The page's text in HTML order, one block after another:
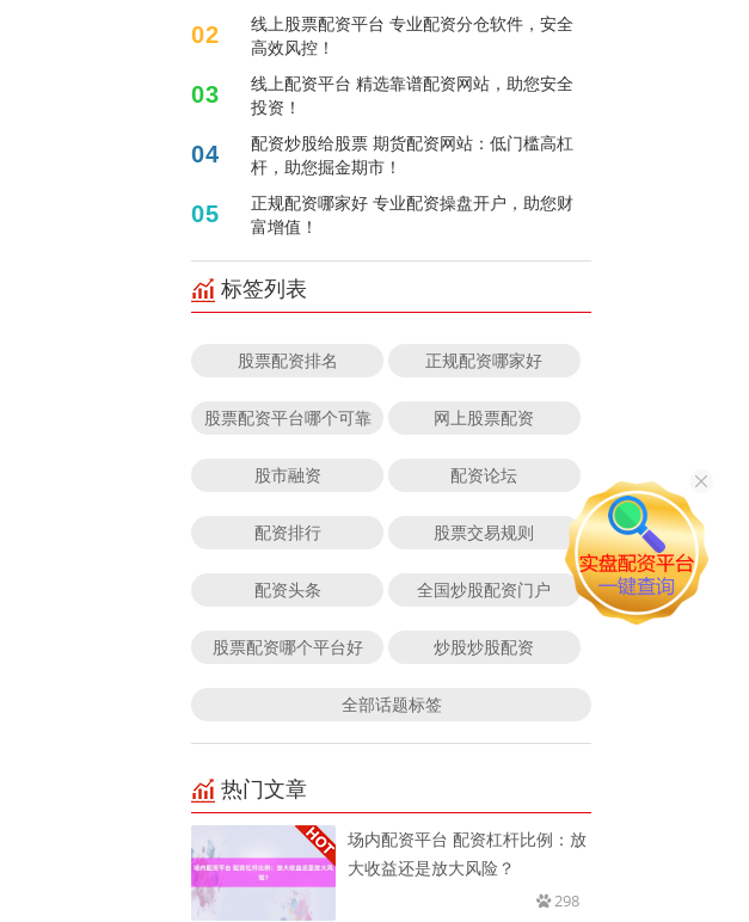
02
线上股票配资平台 专业配资分仓软件，安全
高效风控！
03
线上配资平台 精选靠谱配资网站，助您安全
投资！
04
配资炒股给股票 期货配资网站：低门槛高杠
杆，助您掘金期市！
05
正规配资哪家好 专业配资操盘开户，助您财
富增值！
标签列表
股票配资排名 正规配资哪家好
股票配资平台哪个可靠 网上股票配资
股市融资 配资论坛
配资排行 股票交易规则
配资头条 全国炒股配资门户
股票配资哪个平台好 炒股炒股配资
全部话题标签
热门文章
场内配资平台 配资杠杆比例：放
大收益还是放大风险？
298